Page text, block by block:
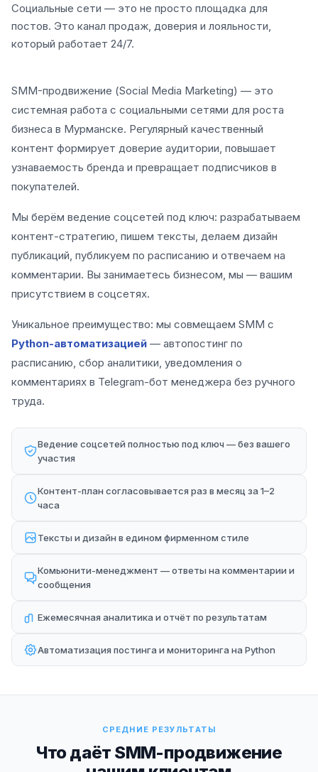
Социальные сети — это не просто площадка для
постов. Это канал продаж, доверия и лояльности,
который работает 24/7.
SMM-продвижение (Social Media Marketing) — это
системная работа с социальными сетями для роста
бизнеса в Мурманске. Регулярный качественный
контент формирует доверие аудитории, повышает
узнаваемость бренда и превращает подписчиков в
покупателей.
Мы берём ведение соцсетей под ключ: разрабатываем
контент-стратегию, пишем тексты, делаем дизайн
публикаций, публикуем по расписанию и отвечаем на
комментарии. Вы занимаетесь бизнесом, мы — вашим
присутствием в соцсетях.
Уникальное преимущество: мы совмещаем SMM с
Python-автоматизацией — автопостинг по
расписанию, сбор аналитики, уведомления о
комментариях в Telegram-бот менеджера без ручного
труда.
Ведение соцсетей полностью под ключ — без вашего
участия
Контент-план согласовывается раз в месяц за 1–2
часа
Тексты и дизайн в едином фирменном стиле
Комьюнити-менеджмент — ответы на комментарии и
сообщения
Ежемесячная аналитика и отчёт по результатам
Автоматизация постинга и мониторинга на Python
СРЕДНИЕ РЕЗУЛЬТАТЫ
Что даёт SMM-продвижение